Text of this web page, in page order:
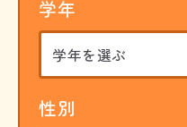
学年
性別